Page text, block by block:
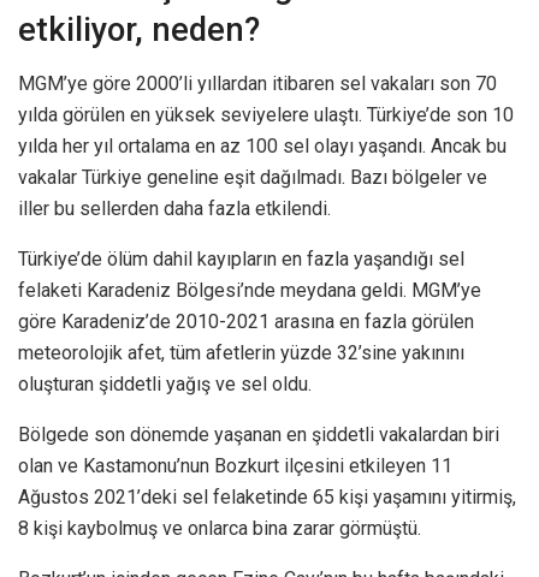
etkiliyor, neden?
MGM’ye göre 2000’li yıllardan itibaren sel vakaları son 70
yılda görülen en yüksek seviyelere ulaştı. Türkiye’de son 10
yılda her yıl ortalama en az 100 sel olayı yaşandı. Ancak bu
vakalar Türkiye geneline eşit dağılmadı. Bazı bölgeler ve
iller bu sellerden daha fazla etkilendi.
Türkiye’de ölüm dahil kayıpların en fazla yaşandığı sel
felaketi Karadeniz Bölgesi’nde meydana geldi. MGM’ye
göre Karadeniz’de 2010-2021 arasına en fazla görülen
meteorolojik afet, tüm afetlerin yüzde 32’sine yakınını
oluşturan şiddetli yağış ve sel oldu.
Bölgede son dönemde yaşanan en şiddetli vakalardan biri
olan ve Kastamonu’nun Bozkurt ilçesini etkileyen 11
Ağustos 2021’deki sel felaketinde 65 kişi yaşamını yitirmiş,
8 kişi kaybolmuş ve onlarca bina zarar görmüştü.